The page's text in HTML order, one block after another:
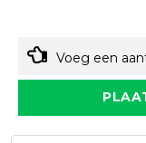
Voeg een